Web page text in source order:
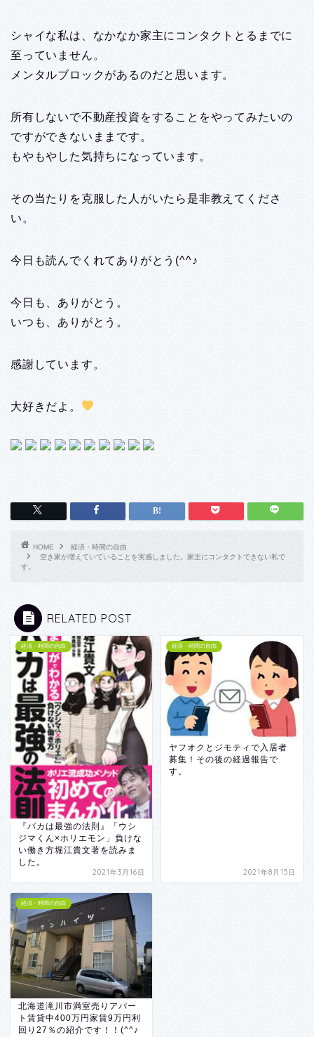
シャイな私は、なかなか家主にコンタクトとるまでに
至っていません。
メンタルブロックがあるのだと思います。
所有しないで不動産投資をすることをやってみたいの
ですができないままです。
もやもやした気持ちになっています。
その当たりを克服した人がいたら是非教えてくださ
い。
今日も読んでくれてありがとう(^^♪
今日も、ありがとう。
いつも、ありがとう。
感謝しています。
大好きだよ。
HOME
経済・時間の自由
空き家が増えていていることを実感しました。家主にコンタクトできない私で
す。
RELATED POST
経済・時間の自由
『バカは最強の法則』「ウシ
ジマくん×ホリエモン」負けな
い働き方堀江貴文著を読みま
した。
2021年3月16日
経済・時間の自由
ヤフオクとジモティで入居者
募集！その後の経過報告で
す。
2021年8月15日
経済・時間の自由
北海道滝川市満室売りアパー
ト賃貸中400万円家賃9万円利
回り27％の紹介です！！(^^♪